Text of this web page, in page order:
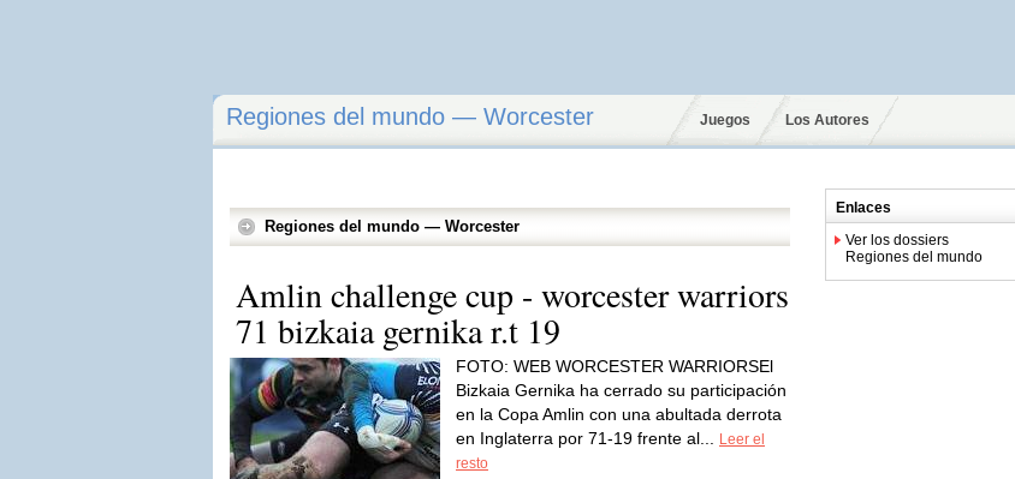
Regiones del mundo — Worcester Juegos Los Autores
Regiones del mundo — Worcester
Amlin challenge cup - worcester warriors
71 bizkaia gernika r.t 19
FOTO: WEB WORCESTER WARRIORSEl
Bizkaia Gernika ha cerrado su participación
en la Copa Amlin con una abultada derrota
en Inglaterra por 71-19 frente al...
Leer el
resto
Enlaces
Ver los dossiers
Regiones del mundo